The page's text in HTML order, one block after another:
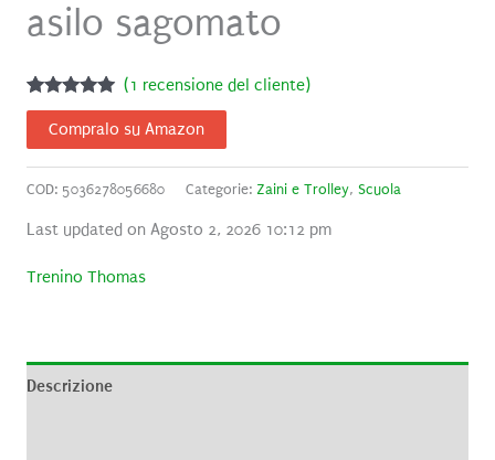
asilo sagomato
Valutato
5.00su 5
su base di
1
(1 recensione del cliente)
Compralo su Amazon
COD: 5036278056680 Categorie: Zaini e Trolley, Scuola
Last updated on Agosto 2, 2026 10:12 pm
Trenino Thomas
Descrizione